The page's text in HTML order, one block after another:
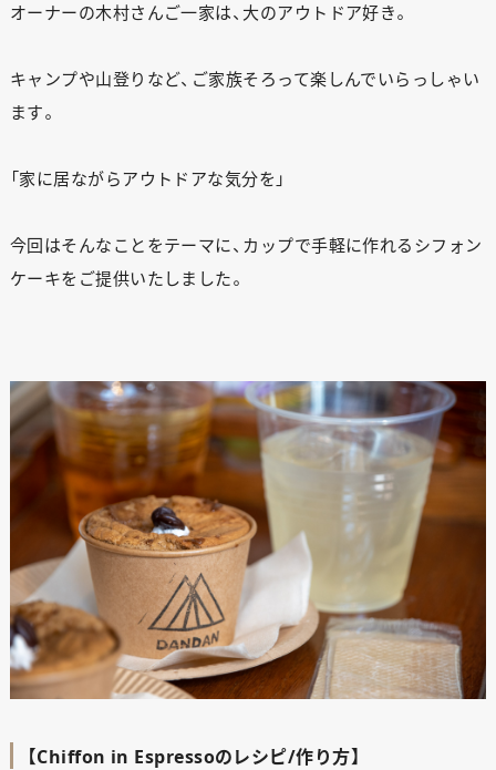
オーナーの木村さんご一家は、大のアウトドア好き。
キャンプや山登りなど、ご家族そろって楽しんでいらっしゃい
ます。
「家に居ながらアウトドアな気分を」
今回はそんなことをテーマに、カップで手軽に作れるシフォン
ケーキをご提供いたしました。
【Chiffon in Espressoのレシピ/作り方】